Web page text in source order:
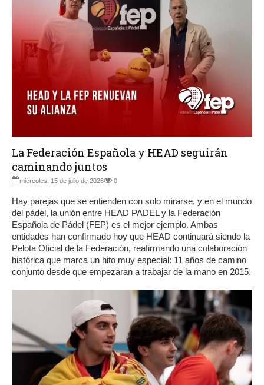
La Federación Española y HEAD seguirán
caminando juntos
miércoles, 15 de julio de 2026 0
Hay parejas que se entienden con solo mirarse, y en el mundo
del pádel, la unión entre HEAD PADEL y la Federación
Española de Pádel (FEP) es el mejor ejemplo. Ambas
entidades han confirmado hoy que HEAD continuará siendo la
Pelota Oficial de la Federación, reafirmando una colaboración
histórica que marca un hito muy especial: 11 años de camino
conjunto desde que empezaran a trabajar de la mano en 2015.